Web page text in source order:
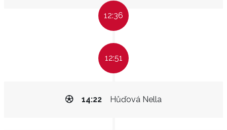
12:36
12:51
Hůďová Nella
14:22